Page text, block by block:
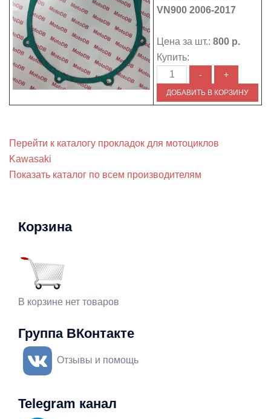
VN900 2006-2017
Цена за шт.: 800 р.
Купить:
Перейти к каталогу прокладок для мотоциклов
Kawasaki
Показать каталог по всем производителям
Корзина
В корзине нет товаров
Группа ВКонтакте
Отзывы и помощь
Telegram канал